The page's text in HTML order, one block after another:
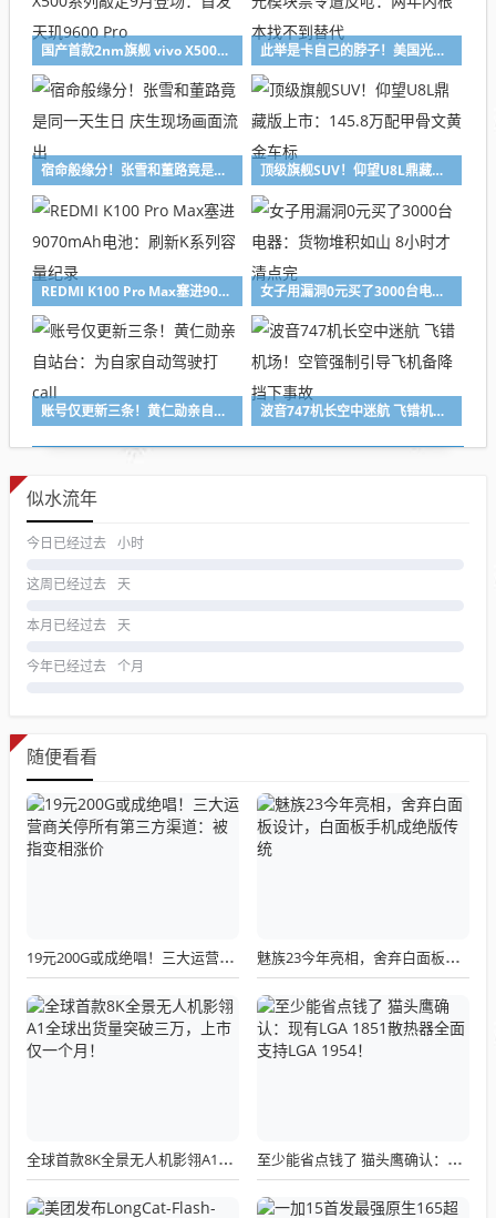
国产首款2nm旗舰 vivo X500系列敲定9月登场：首发天玑9600 Pro 此举是卡自己的脖子！美国光模块禁令遭反呛：两年内根本找不到替代
宿命般缘分！张雪和董路竟是同一天生日 庆生现场画面流出 顶级旗舰SUV！仰望U8L鼎藏版上市：145.8万配甲骨文黄金车标
REDMI K100 Pro Max塞进9070mAh电池：刷新K系列容量纪录 女子用漏洞0元买了3000台电器：货物堆积如山 8小时才清点完
账号仅更新三条！黄仁勋亲自站台：为自家自动驾驶打call 波音747机长空中迷航 飞错机场！空管强制引导飞机备降 挡下事故
似水流年
今日已经过去 小时
这周已经过去 天
本月已经过去 天
今年已经过去 个月
随便看看
19元200G或成绝唱！三大运营商关停所有第三方渠道：被指变相涨价 魅族23今年亮相，舍弃白面板设计，白面板手机成绝版传统
全球首款8K全景无人机影翎A1全球出货量突破三万，上市仅一个月！ 至少能省点钱了 猫头鹰确认：现有LGA 1851散热器全面支持LGA 1954！